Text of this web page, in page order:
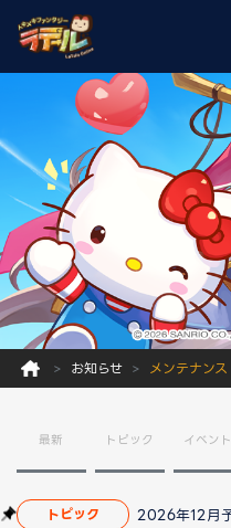
お知らせ メンテナンス
最新 トピック イベント
トピック